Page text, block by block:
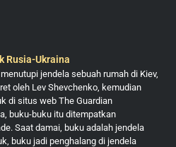
Rusia-Ukraina
jendela sebuah rumah di Kiev,
oleh Lev Shevchenko, kemudian
di situs web The Guardian
buku-buku itu ditempatkan
Saat damai, buku adalah jendela
buku jadi penghalang di jendela